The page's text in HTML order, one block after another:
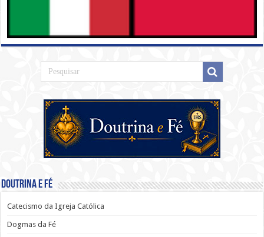
Doutrina e Fé
Catecismo da Igreja Católica
Dogmas da Fé